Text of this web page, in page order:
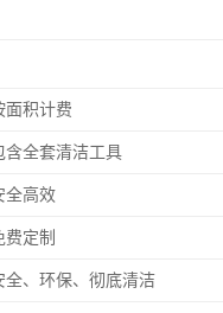
面积计费
含全套清洁工具
全高效
费定制
全、环保、彻底清洁